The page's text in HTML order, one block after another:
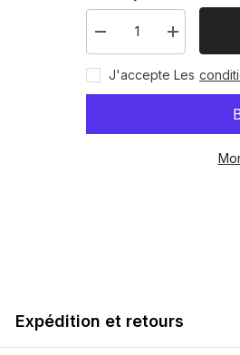
Decrease
quantity
for
Power
Band
Increase
quantity
for
Power
Band
résistance
J'accepte Les
Expédition et retours